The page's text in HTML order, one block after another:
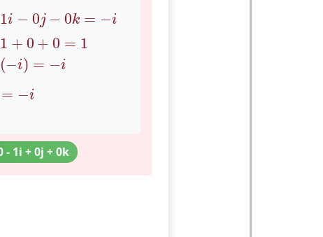
1i − 0j − 0k = −i
1 + 0 + 0 = 1
(−i) = −i
= −i
k = |q2 2= 0
- 1i + 0j + 0k